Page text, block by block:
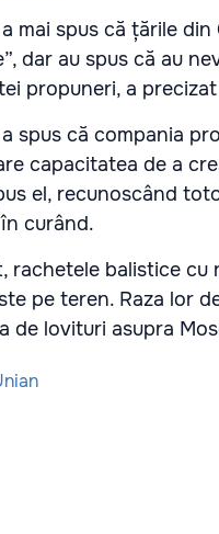
mai spus că țările
dar au spus că au
propuneri, a precizat
spus că compania
capacitatea de a
el, recunoscând
curând.
rachetele balistice cu
pe teren. Raza lor
de lovituri asupra